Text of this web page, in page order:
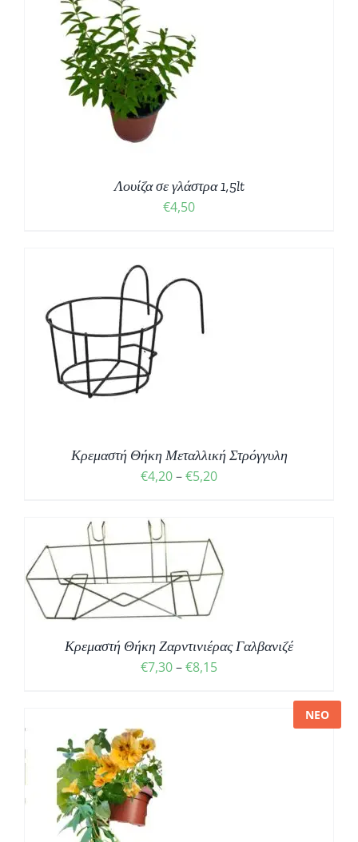
Λουίζα σε γλάστρα 1,5lt
€4,50
Κρεμαστή Θήκη Μεταλλική Στρόγγυλη
€4,20–€5,20
Κρεμαστή Θήκη Ζαρντινιέρας Γαλβανιζέ
€7,30–€8,15
ΝΕΟ